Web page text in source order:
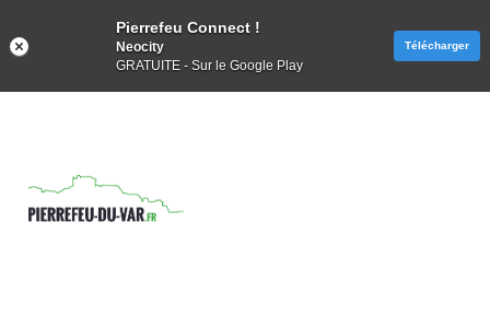
Pierrefeu Connect !
Neocity
GRATUITE - Sur le Google Play
Télécharger